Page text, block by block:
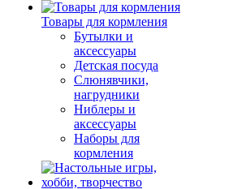
Товары для кормления
Бутылки и
аксессуары
Детская посуда
Слюнявчики,
нагрудники
Ниблеры и
аксессуары
Наборы для
кормления